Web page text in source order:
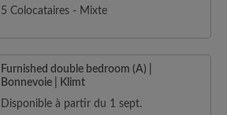
5 Colocataires - Mixte
Furnished double bedroom (A) |
Bonnevoie | Klimt
Disponible à partir du 1 sept.